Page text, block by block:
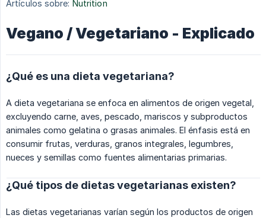
Artículos sobre: Nutrition
Vegano / Vegetariano - Explicado
¿Qué es una dieta vegetariana?
A dieta vegetariana se enfoca en alimentos de origen vegetal,
excluyendo carne, aves, pescado, mariscos y subproductos
animales como gelatina o grasas animales. El énfasis está en
consumir frutas, verduras, granos integrales, legumbres,
nueces y semillas como fuentes alimentarias primarias.
¿Qué tipos de dietas vegetarianas existen?
Las dietas vegetarianas varían según los productos de origen